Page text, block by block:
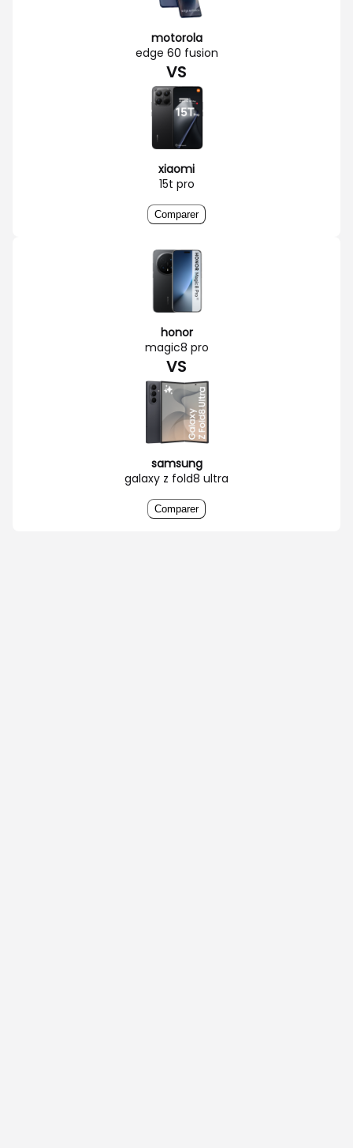
motorola
edge 60 fusion
VS
xiaomi
15t pro
Comparer
honor
magic8 pro
VS
samsung
galaxy z fold8 ultra
Comparer